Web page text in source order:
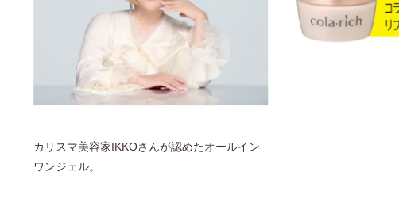
カリスマ美容家IKKOさんが認めたオールイン
ワンジェル。